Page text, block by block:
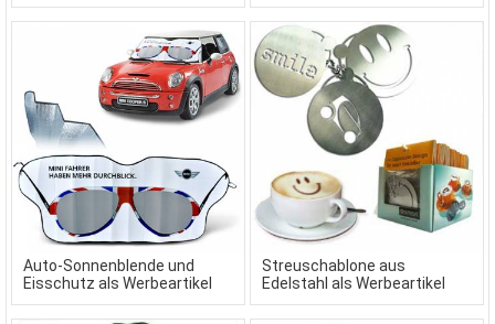
Auto-Sonnenblende und
Eisschutz als Werbeartikel
Streuschablone aus
Edelstahl als Werbeartikel